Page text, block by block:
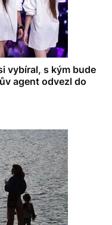
vybíral, s kým bude
agent odvezl do